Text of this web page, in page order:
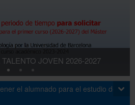
y empresas
Servicios
JOVEN 2026-2027
el alumnado para el estudio de